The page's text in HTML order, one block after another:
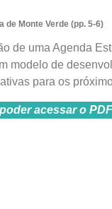
Monte Verde (pp. 5-6)
de uma Agenda
modelo de
para os
acessar o